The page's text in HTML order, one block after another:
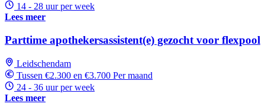
14 - 28 uur per week
Lees meer
Parttime apothekersassistent(e) gezocht voor flexpool
Leidschendam
Tussen €2.300 en €3.700 Per maand
24 - 36 uur per week
Lees meer